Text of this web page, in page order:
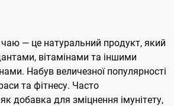
чаю — це натуральний продукт, який
вітамінами та іншими
Набув величезної популярності
та фітнесу. Часто
добавка для зміцнення імунітету,